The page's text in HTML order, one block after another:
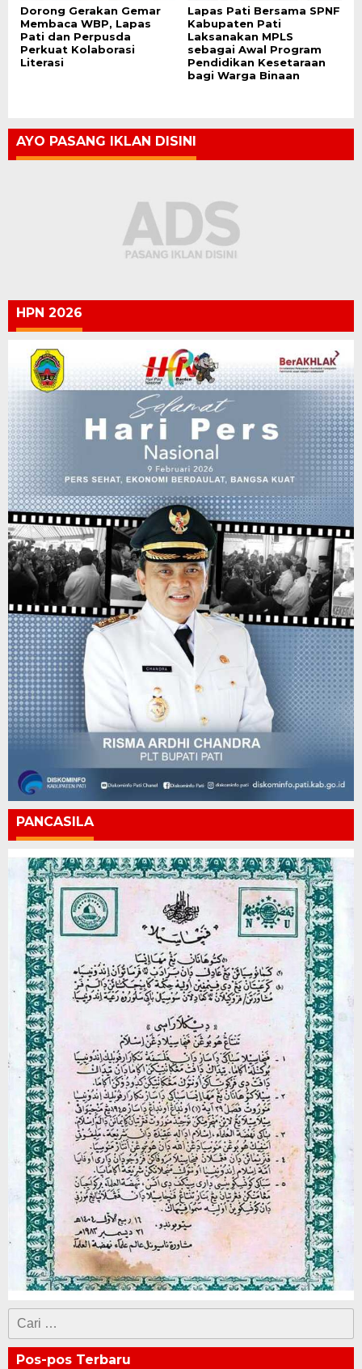
Dorong Gerakan Gemar
Membaca WBP, Lapas
Pati dan Perpusda
Perkuat Kolaborasi
Literasi
Lapas Pati Bersama SPNF
Kabupaten Pati
Laksanakan MPLS
sebagai Awal Program
Pendidikan Kesetaraan
bagi Warga Binaan
AYO PASANG IKLAN DISINI
HPN 2026
PANCASILA
Cari
untuk:
Pos-pos Terbaru